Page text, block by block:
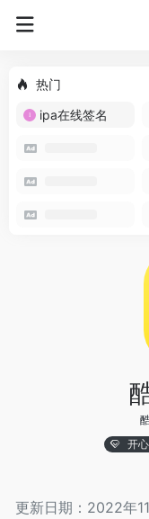
热门
ipa在线签名
开
更新日期：2022年